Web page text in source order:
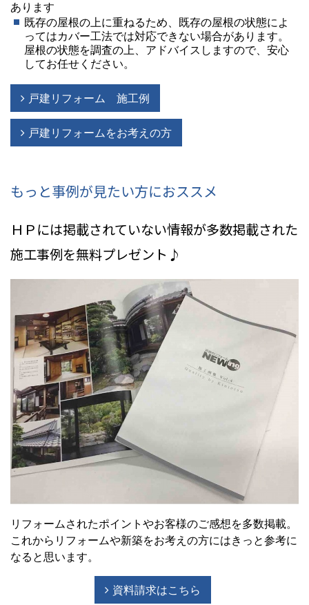
あります
既存の屋根の上に重ねるため、既存の屋根の状態によ
ってはカバー工法では対応できない場合があります。
屋根の状態を調査の上、アドバイスしますので、安心
してお任せください。
戸建リフォーム 施工例
戸建リフォームをお考えの方
もっと事例が見たい方におススメ
ＨＰには掲載されていない情報が多数掲載された
施工事例を無料プレゼント♪
リフォームされたポイントやお客様のご感想を多数掲載。
これからリフォームや新築をお考えの方にはきっと参考に
なると思います。
資料請求はこちら